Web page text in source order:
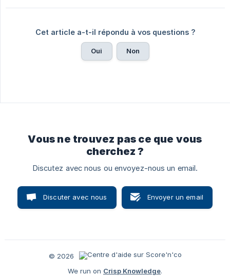
Cet article a-t-il répondu à vos questions ?
Oui Non
Vous ne trouvez pas ce que vous
cherchez ?
Discutez avec nous ou envoyez-nous un email.
Discuter avec nous Envoyer un email
© 2026
We run on Crisp Knowledge.